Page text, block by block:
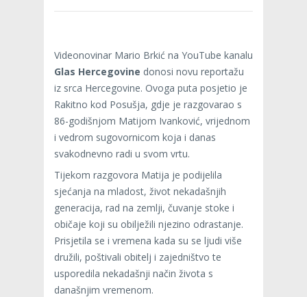
Videonovinar Mario Brkić na YouTube kanalu
Glas Hercegovine donosi novu reportažu
iz srca Hercegovine. Ovoga puta posjetio je
Rakitno kod Posušja, gdje je razgovarao s
86-godišnjom Matijom Ivanković, vrijednom
i vedrom sugovornicom koja i danas
svakodnevno radi u svom vrtu.
Tijekom razgovora Matija je podijelila
sjećanja na mladost, život nekadašnjih
generacija, rad na zemlji, čuvanje stoke i
običaje koji su obilježili njezino odrastanje.
Prisjetila se i vremena kada su se ljudi više
družili, poštivali obitelj i zajedništvo te
usporedila nekadašnji način života s
današnjim vremenom.